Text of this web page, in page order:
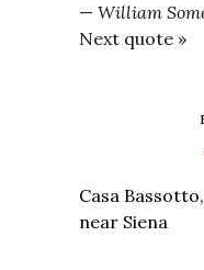
— William
Next quote »
Casa
near Siena